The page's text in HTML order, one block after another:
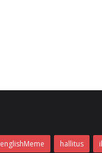
englishMeme hallitus